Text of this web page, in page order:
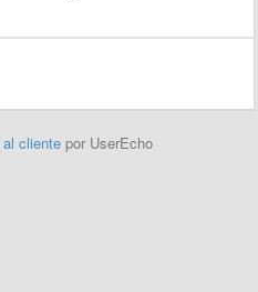
cliente por UserEcho